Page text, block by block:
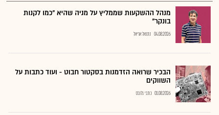
מנהל ההשקעות שממליץ על מניה שהיא "כמו לקנות
בונקר"
04.08.2026 נתנאל אריאל
הבכיר שרואה הזדמנות בסקטור חבוט - ועוד כתבות על
השווקים
01.08.2026 כתבי גלובס